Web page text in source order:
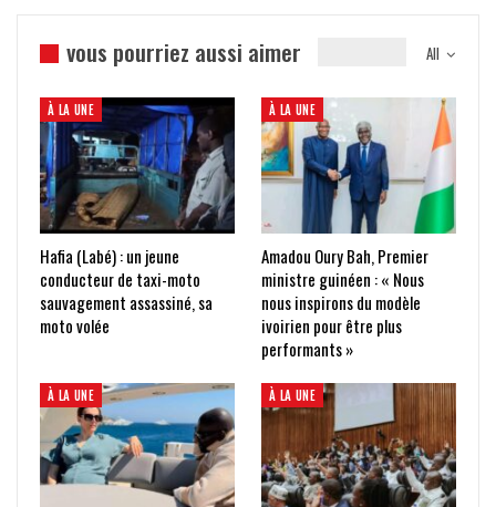
All
vous pourriez aussi aimer
À LA UNE
Hafia (Labé) : un jeune
conducteur de taxi-moto
sauvagement assassiné, sa
moto volée
À LA UNE
Amadou Oury Bah, Premier
ministre guinéen : « Nous
nous inspirons du modèle
ivoirien pour être plus
performants »
À LA UNE À LA UNE